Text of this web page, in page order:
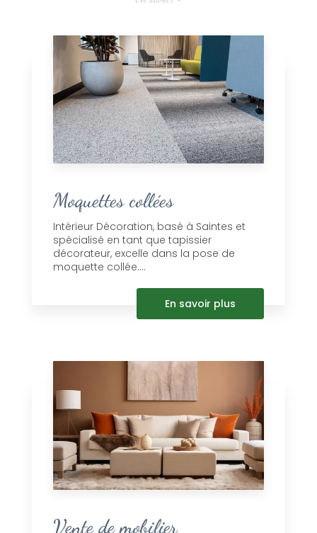
Moquettes collées
Intérieur Décoration, basé à Saintes et
spécialisé en tant que tapissier
décorateur, excelle dans la pose de
moquette collée....
En savoir plus
Vente de mobilier